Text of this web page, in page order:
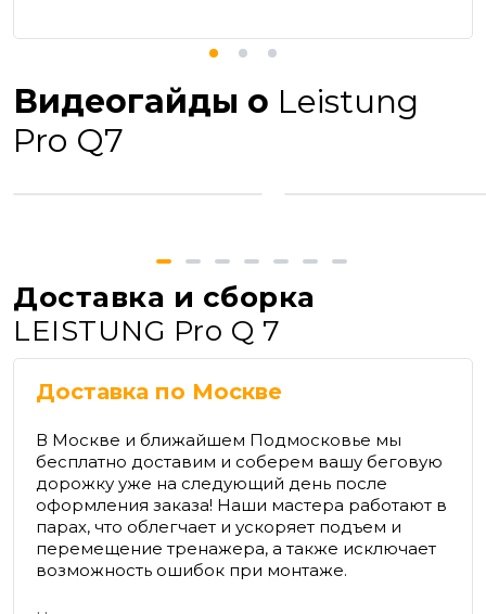
Видеогайды о Leistung
Pro Q7
Доставка и сборка
LEISTUNG Pro Q 7
Доставка по Москве
В Москве и ближайшем Подмосковье мы
бесплатно доставим и соберем вашу беговую
дорожку уже на следующий день после
оформления заказа! Наши мастера работают в
парах, что облегчает и ускоряет подъем и
перемещение тренажера, а также исключает
возможность ошибок при монтаже.